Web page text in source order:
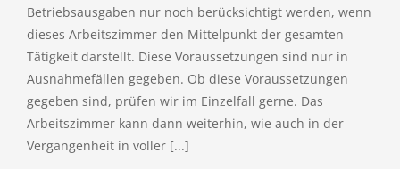
Betriebsausgaben nur noch berücksichtigt werden, wenn
dieses Arbeitszimmer den Mittelpunkt der gesamten
Tätigkeit darstellt. Diese Voraussetzungen sind nur in
Ausnahmefällen gegeben. Ob diese Voraussetzungen
gegeben sind, prüfen wir im Einzelfall gerne. Das
Arbeitszimmer kann dann weiterhin, wie auch in der
Vergangenheit in voller [...]